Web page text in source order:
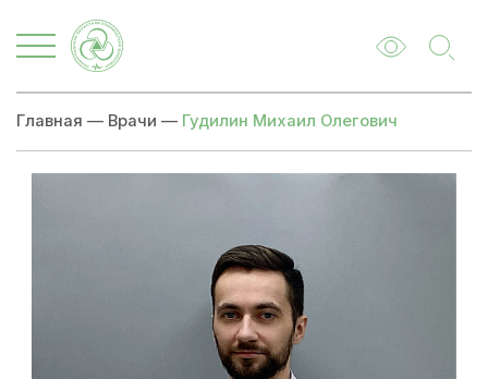
Главная — Врачи — Гудилин Михаил Олегович